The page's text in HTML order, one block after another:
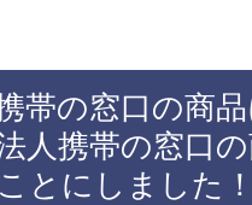
帯の窓口の商
人携帯の窓口
とにしました！